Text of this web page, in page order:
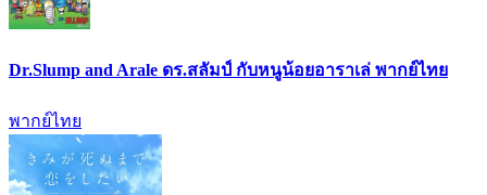
Dr.Slump and Arale ดร.สลัมป์ กับหนูน้อยอาราเล่ พากย์ไทย
พากย์ไทย